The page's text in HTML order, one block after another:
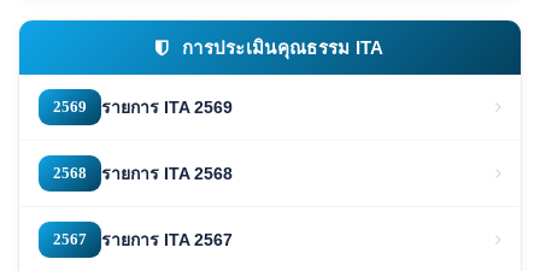
การประเมินคุณธรรม ITA
2569 รายการ ITA 2569
2568 รายการ ITA 2568
2567 รายการ ITA 2567